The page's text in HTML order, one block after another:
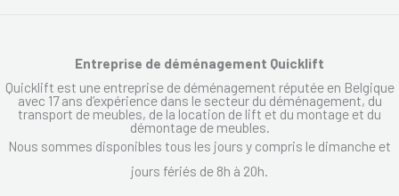
Entreprise de déménagement Quicklift
Quicklift est une entreprise de déménagement réputée en Belgique
avec 17 ans d’expérience dans le secteur du déménagement, du
transport de meubles, de la location de lift et du montage et du
démontage de meubles.
Nous sommes disponibles tous les jours y compris le dimanche et
jours fériés de 8h à 20h.